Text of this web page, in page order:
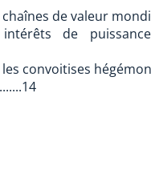
de valeur
de
convoitises